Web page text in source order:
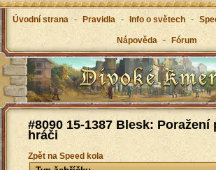
Úvodní strana - Pravidla - Info o světech -
Nápověda - Fórum
#8090 15-1387 Blesk:
hráči
Zpět na Speed kola